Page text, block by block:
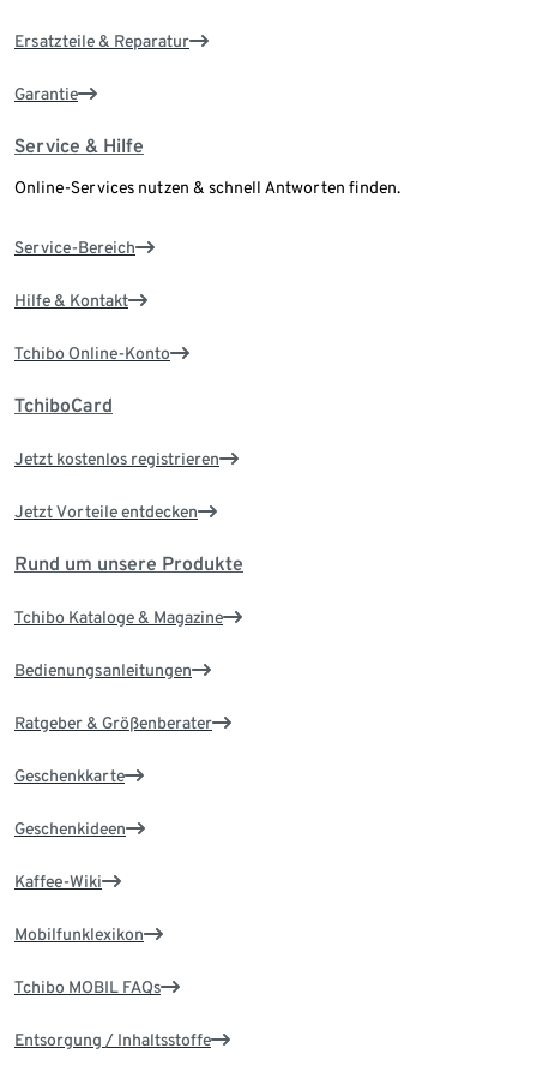
Ersatzteile & Reparatur
Garantie
Service & Hilfe
Online-Services nutzen & schnell Antworten finden.
Service-Bereich
Hilfe & Kontakt
Tchibo Online-Konto
TchiboCard
Jetzt kostenlos registrieren
Jetzt Vorteile entdecken
Rund um unsere Produkte
Tchibo Kataloge & Magazine
Bedienungsanleitungen
Ratgeber & Größenberater
Geschenkkarte
Geschenkideen
Kaffee-Wiki
Mobilfunklexikon
Tchibo MOBIL FAQs
Entsorgung / Inhaltsstoffe